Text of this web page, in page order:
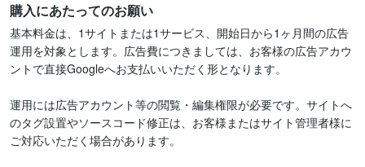
購入にあたってのお願い
基本料金は、1サイトまたは1サービス、開始日から1ヶ月間の広告
運用を対象とします。広告費につきましては、お客様の広告アカウ
ントで直接Googleへお支払いいただく形となります。
運用には広告アカウント等の閲覧・編集権限が必要です。サイトへ
のタグ設置やソースコード修正は、お客様またはサイト管理者様に
ご対応いただく場合があります。